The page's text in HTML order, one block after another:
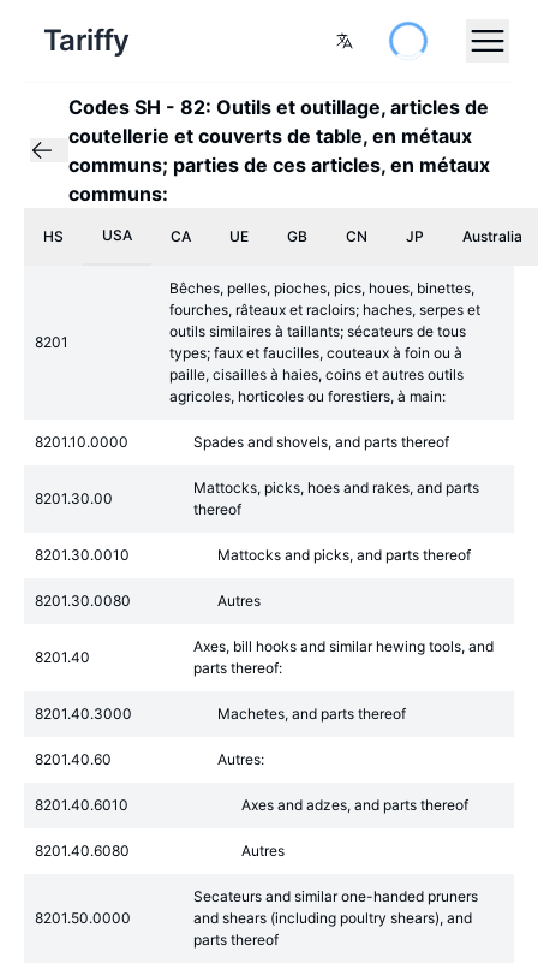
Tariffy
Codes SH - 82: Outils et outillage, articles de
coutellerie et couverts de table, en métaux
communs; parties de ces articles, en métaux
communs:
HS USA CA UE GB CN JP Australia
8201
Bêches, pelles, pioches, pics, houes, binettes,
fourches, râteaux et racloirs; haches, serpes et
outils similaires à taillants; sécateurs de tous
types; faux et faucilles, couteaux à foin ou à
paille, cisailles à haies, coins et autres outils
agricoles, horticoles ou forestiers, à main:
8201.10.0000 Spades and shovels, and parts thereof
8201.30.00
Mattocks, picks, hoes and rakes, and parts
thereof
8201.30.0010 Mattocks and picks, and parts thereof
8201.30.0080 Autres
8201.40
Axes, bill hooks and similar hewing tools, and
parts thereof:
8201.40.3000 Machetes, and parts thereof
8201.40.60 Autres:
8201.40.6010 Axes and adzes, and parts thereof
8201.40.6080 Autres
8201.50.0000
Secateurs and similar one-handed pruners
and shears (including poultry shears), and
parts thereof